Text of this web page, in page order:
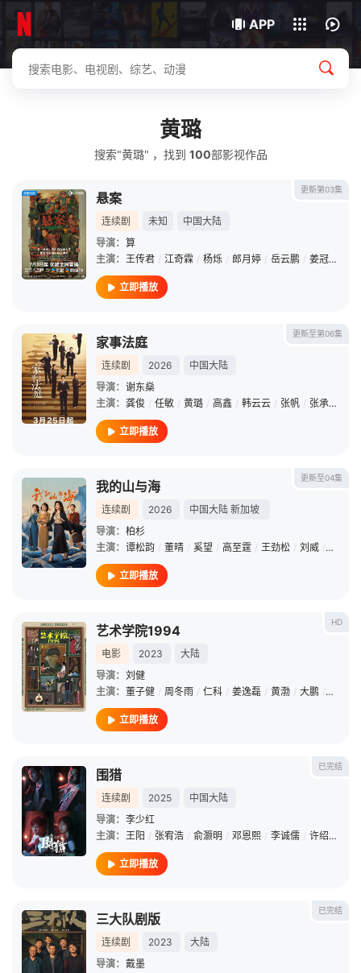
APP
下载客户端
我的观影记录
黄璐
搜索"黄璐" ，找到 100部影视作品
更新第03集
悬案
连续剧 未知
中国大陆
导演： 算
主演： 王传君 / 江奇霖 / 杨烁 / 郎月婷 / 岳云鹏 / 姜冠南
立即播放
更新至第06集
家事法庭
连续剧 2026
中国大陆
导演： 谢东燊
主演： 龚俊 / 任敏 / 黄璐 / 高鑫 / 韩云云 / 张帆 / 张承 /
立即播放
更新至04集
我的山与海
连续剧 2026 中国大陆 新加坡
导演： 柏杉
主演： 谭松韵 / 董晴 / 奚望 / 高至霆 / 王劲松 / 刘威 / 石云鹏
立即播放
HD
艺术学院1994
电影 2023
大陆
导演： 刘健
主演： 董子健 / 周冬雨 / 仁科 / 姜逸磊 / 黄渤 / 大鹏 / 白客
立即播放
已完结
围猎
连续剧 2025
中国大陆
导演： 李少红
主演： 王阳 / 张宥浩 / 俞灏明 / 邓恩熙 / 李诚儒 / 许绍雄
立即播放
已完结
三大队剧版
连续剧 2023
大陆
导演： 戴墨